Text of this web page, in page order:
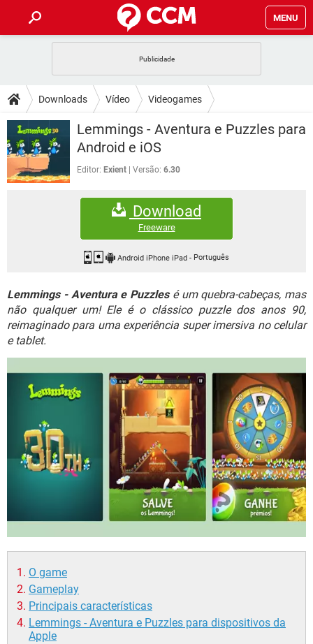
MENU
CELULAR FACEBOOK
OUTLOOK EXCEL
INSTAGRAM
GUIA DE COMPRAS
DICAS
JOGOS WHATSAPP
CELULAR
OUTLOOK
DOWNLOADS
JOGOS
CELULAR FACEBOOK
EXCEL
GMAIL
FÓRUM
FACEBOOK
EXCEL
GMAIL
WHATSAPP
INSTAGRAM GMAIL
GUIA DE COMPRAS
Downloads Vídeo Videogames
Lemmings - Aventura e Puzzles para
Android e iOS
Editor: Exient Versão: 6.30
Download
Freeware
Android iPhone iPad - Português
Lemmings - Aventura e Puzzlesé um quebra-cabeças, mas
não qualquer um! Ele é o clássico puzzle dos anos 90,
reimaginado para uma experiência super imersiva no celular
e tablet.
O game
Gameplay
Principais características
Lemmings - Aventura e Puzzles para dispositivos da
Apple